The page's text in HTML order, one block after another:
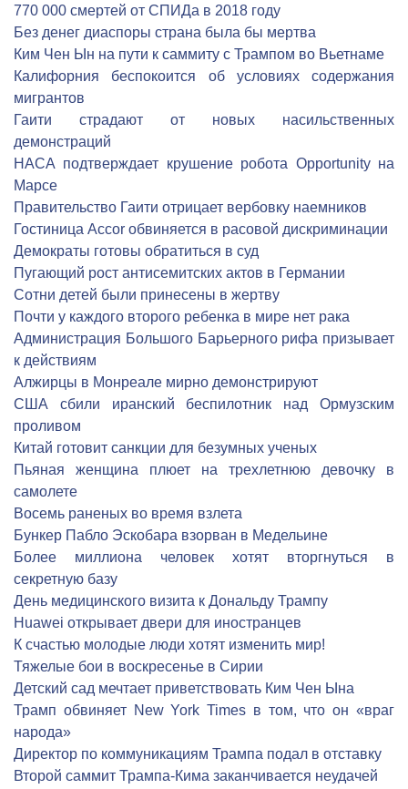
770 000 смертей от СПИДа в 2018 году
Без денег диаспоры страна была бы мертва
Ким Чен Ын на пути к саммиту с Трампом во Вьетнаме
Калифорния беспокоится об условиях содержания
мигрантов
Гаити страдают от новых насильственных
демонстраций
НАСА подтверждает крушение робота Opportunity на
Марсе
Правительство Гаити отрицает вербовку наемников
Гостиница Accor обвиняется в расовой дискриминации
Демократы готовы обратиться в суд
Пугающий рост антисемитских актов в Германии
Сотни детей были принесены в жертву
Почти у каждого второго ребенка в мире нет рака
Администрация Большого Барьерного рифа призывает
к действиям
Алжирцы в Монреале мирно демонстрируют
США сбили иранский беспилотник над Ормузским
проливом
Китай готовит санкции для безумных ученых
Пьяная женщина плюет на трехлетнюю девочку в
самолете
Восемь раненых во время взлета
Бункер Пабло Эскобара взорван в Медельине
Более миллиона человек хотят вторгнуться в
секретную базу
День медицинского визита к Дональду Трампу
Huawei открывает двери для иностранцев
К счастью молодые люди хотят изменить мир!
Тяжелые бои в воскресенье в Сирии
Детский сад мечтает приветствовать Ким Чен Ына
Трамп обвиняет New York Times в том, что он «враг
народа»
Директор по коммуникациям Трампа подал в отставку
Второй саммит Трампа-Кима заканчивается неудачей